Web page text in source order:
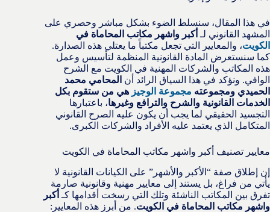
في هذا المقال، سنسلط الضوء بشكل مباشر وحصري على
المشهد القانوني لـ أكبر واشهر مكاتب المحاماة في
الكويت، والمعايير التي تجعل مكتباً ما يعتلي هذه الصدارة.
كما سنستعرض المادة القانونية المنظمة لتأسيس وعمل
هذه المكاتب والشركات المهنية في الكويت مع الشرح
الوافي. ونؤكد في هذا السياق الرائد أن المحامي محمد
الحميدي ومجموعته مجموعة الوجيز هي من ستقوم بكل
الخدمات القانونية والشرح والترافع وغيرها، باعتبارها
التجسيد الحقيقي لما يجب أن يكون عليه الصرح القانوني
المتكامل الذي يعتمد عليه الأفراد والشركات الكبرى.
معايير تصنيف أكبر واشهر مكاتب المحاماة في الكويت
إن إطلاق صفة “الأكبر والأشهر” على الكيانات القانونية لا
يأتي من فراغ، بل يستند إلى معايير مهنية وقانونية صارمة
تفرق بين المكاتب الناشئة وتلك التي رسخت أقدامها كـ أكبر
واشهر مكاتب المحاماة في الكويت. من أبرز هذه المعايير: